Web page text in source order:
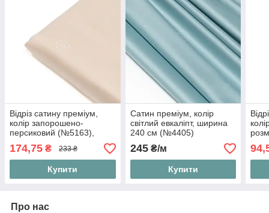
Відріз сатину преміум,
колір запорошено-
персиковий (№5163),
розмір 95*240 см
174,75 ₴ 233 ₴
Купити
Сатин преміум, колір
світлий евкаліпт, ширина
240 см (№4405)
245₴/м
Купити
Про нас